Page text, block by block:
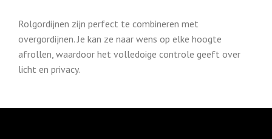
Rolgordijnen zijn perfect te combineren met
overgordijnen. Je kan ze naar wens op elke hoogte
afrollen, waardoor het volledoige controle geeft over
licht en privacy.